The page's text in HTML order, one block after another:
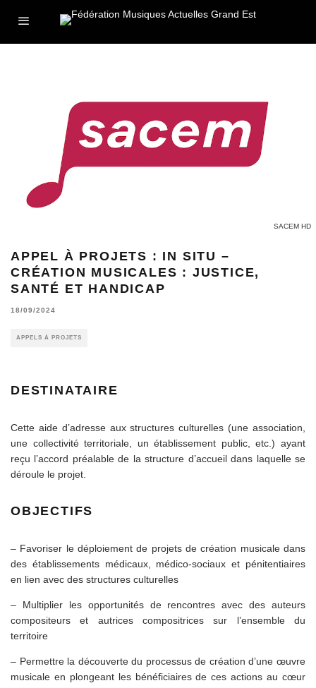
SACEM HD
APPEL À PROJETS : IN SITU –
CRÉATION MUSICALES : JUSTICE,
SANTÉ ET HANDICAP
18/09/2024
APPELS À PROJETS
DESTINATAIRE
Cette aide d’adresse aux structures culturelles (une association,
une collectivité territoriale, un établissement public, etc.) ayant
reçu l’accord préalable de la structure d’accueil dans laquelle se
déroule le projet.
OBJECTIFS
– Favoriser le déploiement de projets de création musicale dans
des établissements médicaux, médico-sociaux et pénitentiaires
en lien avec des structures culturelles
– Multiplier les opportunités de rencontres avec des auteurs
compositeurs et autrices compositrices sur l’ensemble du
territoire
– Permettre la découverte du processus de création d’une œuvre
musicale en plongeant les bénéficiaires de ces actions au cœur